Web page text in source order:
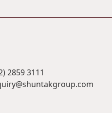
2859 3111